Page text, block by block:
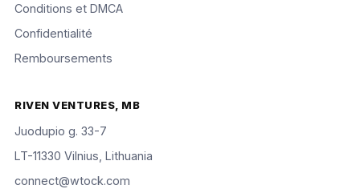
Conditions et DMCA
Confidentialité
Remboursements
RIVEN VENTURES, MB
Juodupio g. 33-7
LT-11330 Vilnius, Lithuania
connect@wtock.com